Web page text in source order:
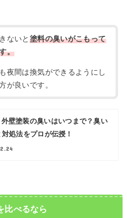
ないと 塗料の臭いがこもって
。
夜間は換気ができるようにし
が良いです。
外壁塗装の臭いはいつまで？臭い
処法をプロが伝授！
比べるなら